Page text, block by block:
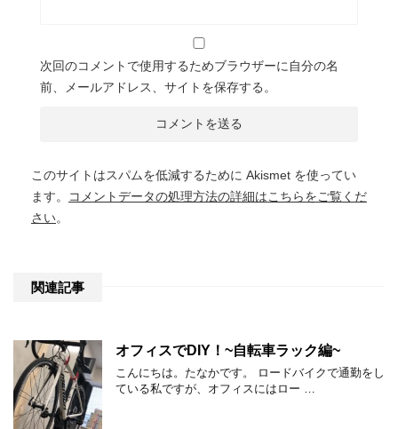
次回のコメントで使用するためブラウザーに自分の名
前、メールアドレス、サイトを保存する。
このサイトはスパムを低減するために Akismet を使ってい
ます。
コメントデータの処理方法の詳細はこちらをご覧くだ
さい。
関連記事
オフィスでDIY！~自転車ラック編~
こんにちは。たなかです。 ロードバイクで通勤をし
ている私ですが、オフィスにはロー …